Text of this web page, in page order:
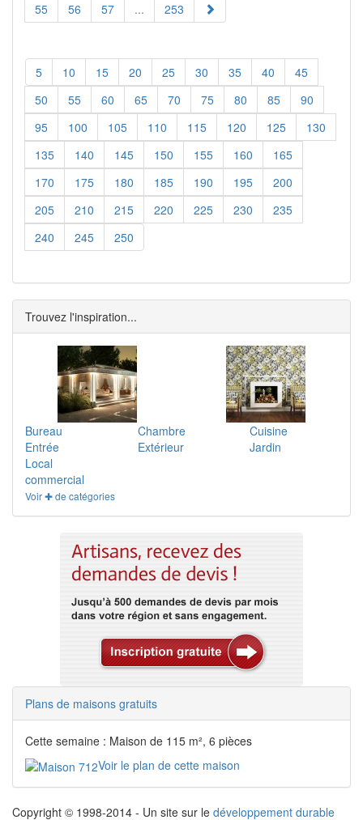
55
56 57 ... 253
5 10 15 20 25 30 35 40
45
50
55 60 65 70 75 80 85
90
95
100 105 110 115 120 125
130
135
140 145 150 155 160
165
170
175 180 185 190 195
200
205
210 215 220 225 230
235
240
245 250
Trouvez l'inspiration...
Bureau Chambre
Cuisine
Entrée
Extérieur
Jardin
Local
commercial
Voir ✚ de catégories
Plans de maisons gratuits
Cette semaine : Maison de 115 m², 6 pièces
Voir le plan de cette maison
Copyright © 1998-2014 - Un site sur le développement durable